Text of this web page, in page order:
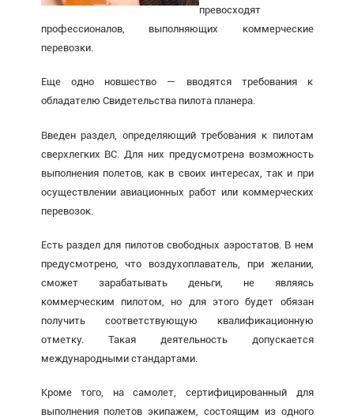
превосходят
профессионалов, выполняющих коммерческие
перевозки.
Еще одно новшество — вводятся требования к
обладателю Свидетельства пилота планера.
Введен раздел, определяющий требования к пилотам
сверхлегких ВС. Для них предусмотрена возможность
выполнения полетов, как в своих интересах, так и при
осуществлении авиационных работ или коммерческих
перевозок.
Есть раздел для пилотов свободных аэростатов. В нем
предусмотрено, что воздухоплаватель, при желании,
сможет зарабатывать деньги, не являясь
коммерческим пилотом, но для этого будет обязан
получить соответствующую квалификационную
отметку. Такая деятельность допускается
международными стандартами.
Кроме того, на самолет, сертифицированный для
выполнения полетов экипажем, состоящим из одного